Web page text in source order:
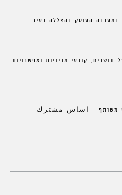
תושבים, קובעי מדיניות ואפשרויות
משותף – أساس مشترك –